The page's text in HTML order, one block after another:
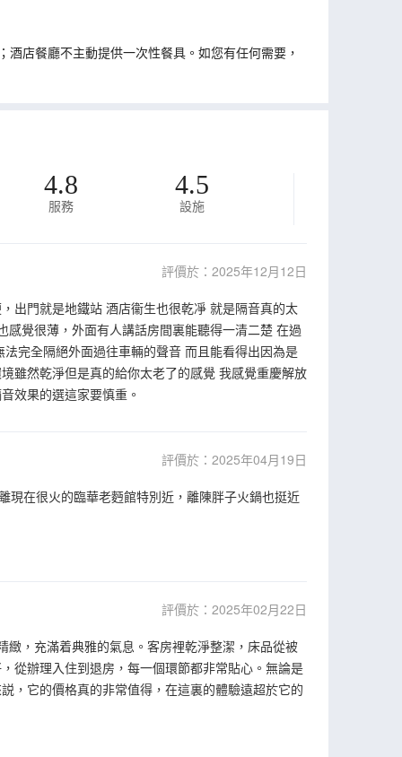
店餐廳不主動提供一次性餐具。如您有任何需要，
4.8
服務
4.5
設施
評價於：2025年12月12日
出門就是地鐵站 酒店衞生也很乾凈 就是隔音真的太
覺很薄，外面有人講話房間裏能聽得一清二楚 在過
完全隔絕外面過往車輛的聲音 而且能看得出因為是
雖然乾淨但是真的給你太老了的感覺 我感覺重慶解放
效果的選這家要慎重。
評價於：2025年04月19日
現在很火的臨華老麪館特別近，離陳胖子火鍋也挺近
評價於：2025年02月22日
，充滿着典雅的氣息。客房裡乾淨整潔，床品從被
從辦理入住到退房，每一個環節都非常貼心。無論是
，它的價格真的非常值得，在這裏的體驗遠超於它的